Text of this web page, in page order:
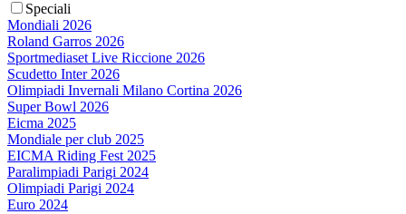
Speciali
Mondiali 2026
Roland Garros 2026
Sportmediaset Live Riccione 2026
Scudetto Inter 2026
Olimpiadi Invernali Milano Cortina 2026
Super Bowl 2026
Eicma 2025
Mondiale per club 2025
EICMA Riding Fest 2025
Paralimpiadi Parigi 2024
Olimpiadi Parigi 2024
Euro 2024